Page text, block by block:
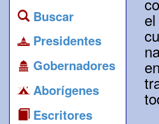
Buscar
Presidentes
Gobernadores
Aborígenes
Escritores